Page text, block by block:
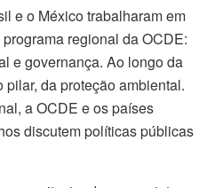
e o México trabalharam em
regional da OCDE:
e governança. Ao longo da
da proteção ambiental.
a OCDE e os países
discutem políticas públicas